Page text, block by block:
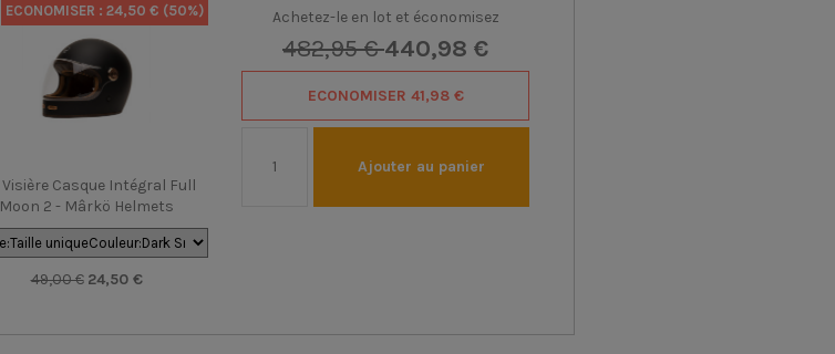
ECONOMISER : 24,50 € (50%)
Visière Casque Intégral Full
Moon 2 - Mârkö Helmets
49,00 € 24,50 €
Achetez-le en lot et économisez
482,95 €440,98 €
ECONOMISER 41,98 €
Ajouter au panier